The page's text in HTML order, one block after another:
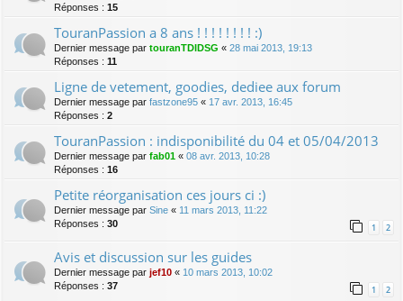
Réponses : 15
TouranPassion a 8 ans ! ! ! ! ! ! ! ! :)
Dernier message par touranTDIDSG « 28 mai 2013, 19:13
Réponses : 11
Ligne de vetement, goodies, dediee aux forum
Dernier message par fastzone95 « 17 avr. 2013, 16:45
Réponses : 2
TouranPassion : indisponibilité du 04 et 05/04/2013
Dernier message par fab01 « 08 avr. 2013, 10:28
Réponses : 16
Petite réorganisation ces jours ci :)
Dernier message par Sine « 11 mars 2013, 11:22
Réponses : 30 1 2
Avis et discussion sur les guides
Dernier message par jef10 « 10 mars 2013, 10:02
Réponses : 37 1 2